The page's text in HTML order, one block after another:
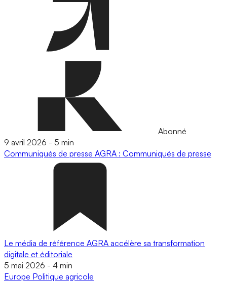
Abonné
9 avril 2026 - 5 min
Communiqués de presse AGRA : Communiqués de presse
Le média de référence AGRA accélère sa transformation
digitale et éditoriale
5 mai 2026 - 4 min
Europe Politique agricole